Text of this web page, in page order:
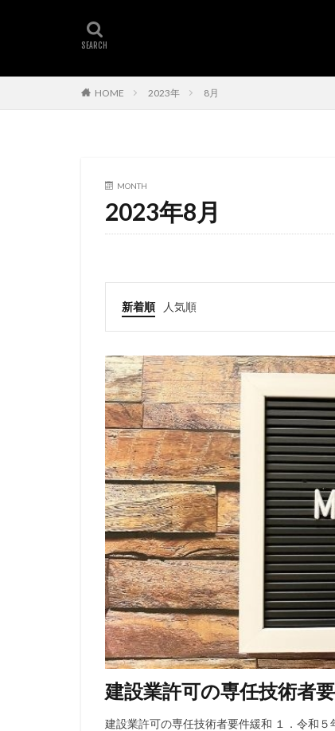
HOME 2023年 8月
MONTH
2023年8月
新着順 人気順
建設業許可の専任技術者
建設業許可の専任技術者要件緩和 １．令和